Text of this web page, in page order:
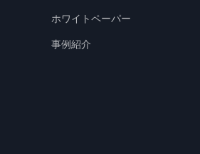
ホワイトペーパー
事例紹介